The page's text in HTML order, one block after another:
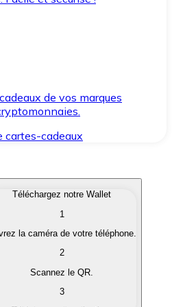
de vos marques
cartes-cadeaux
qui vous intéressent
en monnaie
Téléchargez notre Wallet
1
la caméra de votre téléphone.
2
Scannez le QR.
3